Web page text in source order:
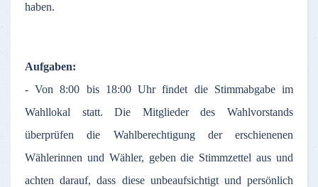
haben.
Aufgaben:
- Von 8:00 bis 18:00 Uhr findet die Stimmabgabe im
Wahllokal statt. Die Mitglieder des Wahlvorstands
überprüfen die Wahlberechtigung der erschienenen
Wählerinnen und Wähler, geben die Stimmzettel aus und
achten darauf, dass diese unbeaufsichtigt und persönlich